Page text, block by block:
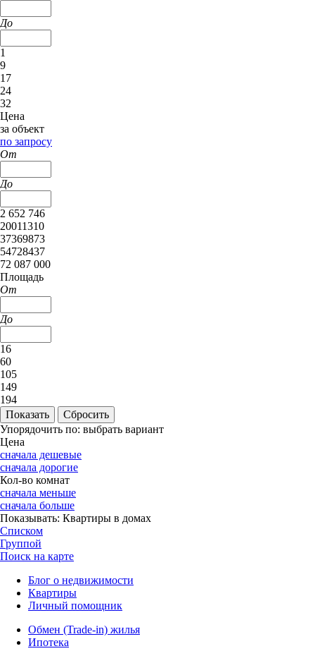
До
1
9
17
24
32
Цена
за объект
по запросу
От
До
2 652 746
20011310
37369873
54728437
72 087 000
Площадь
От
До
16
60
105
149
194
Упорядочить по: выбрать вариант
Цена
сначала дешевые
сначала дорогие
Кол-во комнат
сначала меньше
сначала больше
Показывать: Квартиры в домах
Списком
Группой
Поиск на карте
Блог о недвижимости
Квартиры
Личный помощник
Обмен (Trade-in) жилья
Ипотека